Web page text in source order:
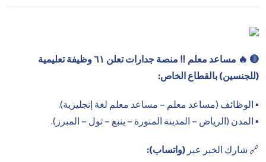
🔴
🔥 مساعد معلم ‼️ منصة جدارات تعلن ٦١ وظيفة تعليمية
(للجنسين) بالقطاع الخاص:
▪️ الوظائف (مساعد معلم – مساعد معلم لغة إنجليزية).
▪️ المدن (الرياض – المدينة المنورة – ينبع – ثول – المبرز).
🔗 شارك الخبر عبر (واتساب):